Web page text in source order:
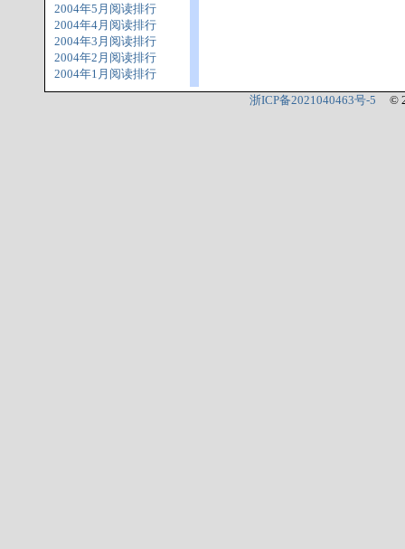
2004年5月阅读排行
2004年4月阅读排行
2004年3月阅读排行
2004年2月阅读排行
2004年1月阅读排行
浙ICP备2021040463号-5 ©